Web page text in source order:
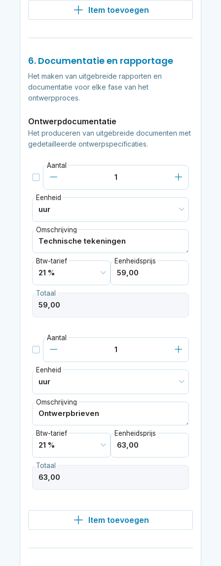
Item toevoegen
6. Documentatie en rapportage
Het maken van uitgebreide rapporten en
documentatie voor elke fase van het
ontwerpproces.
Ontwerpdocumentatie
Het produceren van uitgebreide documenten met
gedetailleerde ontwerpspecificaties.
Aantal
Eenheid
Omschrijving
Btw-tarief Eenheidsprijs
Totaal
Aantal
Eenheid
Omschrijving
Btw-tarief Eenheidsprijs
Totaal
Item toevoegen